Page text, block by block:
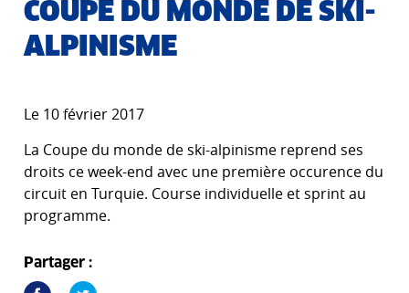
COUPE DU MONDE DE SKI-
ALPINISME
Le 10 février 2017
La Coupe du monde de ski-alpinisme reprend ses
droits ce week-end avec une première occurence du
circuit en Turquie. Course individuelle et sprint au
programme.
Partager :